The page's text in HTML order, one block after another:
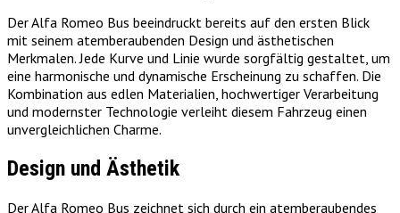
Der Alfa Romeo Bus beeindruckt bereits auf den ersten Blick
mit seinem atemberaubenden Design und ästhetischen
Merkmalen. Jede Kurve und Linie wurde sorgfältig gestaltet, um
eine harmonische und dynamische Erscheinung zu schaffen. Die
Kombination aus edlen Materialien, hochwertiger Verarbeitung
und modernster Technologie verleiht diesem Fahrzeug einen
unvergleichlichen Charme.
Design und Ästhetik
Der Alfa Romeo Bus zeichnet sich durch ein atemberaubendes